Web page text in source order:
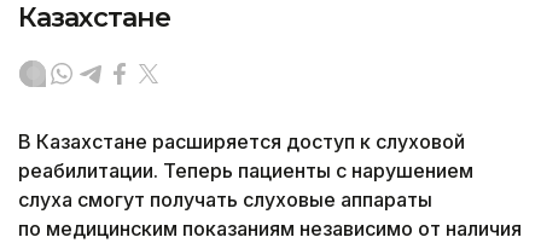
Казахстане
В Казахстане расширяется доступ к слуховой
реабилитации. Теперь пациенты с нарушением
слуха смогут получать слуховые аппараты
по медицинским показаниям независимо от наличия